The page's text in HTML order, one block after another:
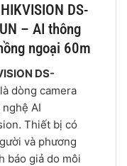
DS-
– AI thông
ngoại 60m
DS-
là dòng camera
AI
Thiết bị có
và phương
báo giả do môi